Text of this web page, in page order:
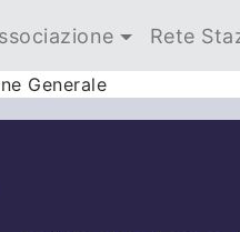
Rete
Generale